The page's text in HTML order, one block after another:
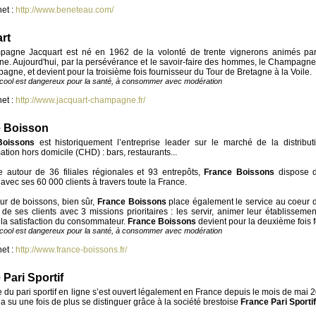
: http://www.beneteau.com/
Jacquart est né en 1962 de la volonté de trente vignerons animés
Aujourd'hui, par la persévérance et le savoir-faire des hommes, le
et devient pour la troisième fois fournisseur du Tour de Bretagne à la Voile.
est dangereux pour la santé, à consommer avec modération
: http://www.jacquart-champagne.fr/
Boisson
est historiquement l’entreprise leader sur le marché de la
hors domicile (CHD) : bars, restaurants...
autour de 36 filiales régionales et 93 entrepôts, France Boissons dispose
ses 60 000 clients à travers toute la France.
de boissons, bien sûr, France Boissonsplace également le service au coeur
ses clients avec 3 missions prioritaires : les servir, animer leur
satisfaction du consommateur. France Boissons devient pour la deuxième fois
est dangereux pour la santé, à consommer avec modération
: http://www.france-boissons.fr/
Pari Sportif
du pari sportif en ligne s’est ouvert légalement en France depuis le mois de mai
su une fois de plus se distinguer grâce à la société brestoise France Pari Sportif